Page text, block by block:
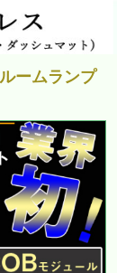
ームランプ